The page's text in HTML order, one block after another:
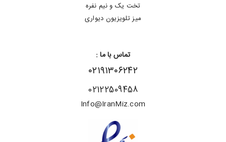
تخت یک و نیم نفره
میز تلویزیون دیواری
تماس با ما :
۰۲۱۹۱۳۰۶۲۴۲
02122509458
Info@IranMiz.com